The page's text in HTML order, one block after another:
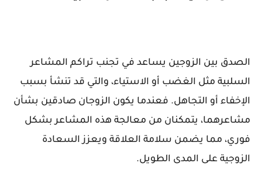
الصدق بين الزوجين يساعد في تجنب تراكم المشاعر
السلبية مثل الغضب أو الاستياء، والتي قد تنشأ بسبب
الإخفاء أو التجاهل. فعندما يكون الزوجان صادقين بشأن
مشاعرهما، يتمكنان من معالجة هذه المشاعر بشكل
فوري، مما يضمن سلامة العلاقة ويعزز السعادة
الزوجية على المدى الطويل.